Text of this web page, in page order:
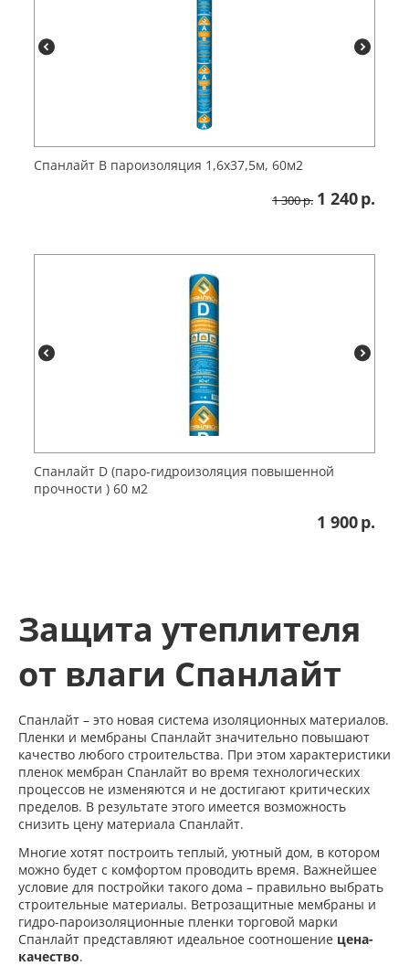
Спанлайт В пароизоляция 1,6х37,5м, 60м2
1 300р. 1 240р.
Спанлайт D (паро-гидроизоляция повышенной
прочности ) 60 м2
1 900р.
Защита утеплителя
от влаги Спанлайт
Спанлайт – это новая система изоляционных материалов.
Пленки и мембраны Спанлайт значительно повышают
качество любого строительства. При этом характеристики
пленок мембран Спанлайт во время технологических
процессов не изменяются и не достигают критических
пределов. В результате этого имеется возможность
снизить цену материала Спанлайт.
Многие хотят построить теплый, уютный дом, в котором
можно будет с комфортом проводить время. Важнейшее
условие для постройки такого дома – правильно выбрать
строительные материалы. Ветрозащитные мембраны и
гидро-пароизоляционные пленки торговой марки
Спанлайт представляют идеальное соотношение цена-
качество.